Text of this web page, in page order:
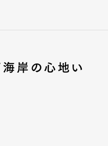
海岸の心地い